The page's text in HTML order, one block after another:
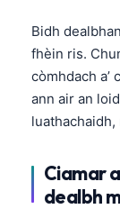
Bidh
fhèin ris.
còmhdach a’
ann air an
Ciamar
dealbh